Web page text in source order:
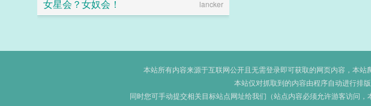
小林牌黑暗打字机
女星会？女奴会！ lancker
本站所有内容来源于互联网公开且无需登录即可获取的网页内容，本
本站仅对抓取到的内容由程序自动进行排
同时您可手动提交相关目标站点网址给我们（站点内容必须允许游客访问